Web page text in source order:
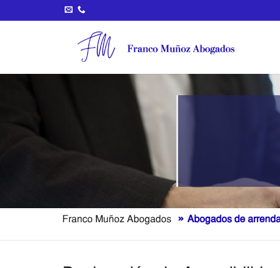
al
Franco Muñoz Abogados » Abogados de